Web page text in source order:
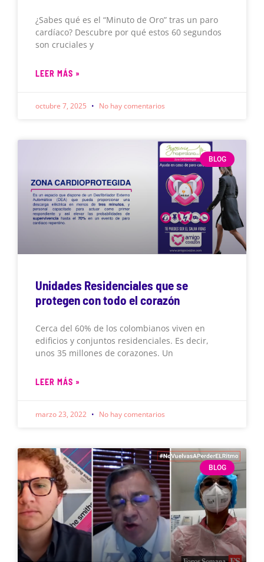
¿Sabes qué es el “Minuto de Oro” tras un paro
cardíaco? Descubre por qué estos 60 segundos
son cruciales y
LEER MÁS »
octubre 7, 2025 No hay comentarios
BLOG
Unidades Residenciales que se
protegen con todo el corazón
Cerca del 60% de los colombianos viven en
edificios y conjuntos residenciales. Es decir,
unos 35 millones de corazones. Un
LEER MÁS »
marzo 23, 2022 No hay comentarios
BLOG